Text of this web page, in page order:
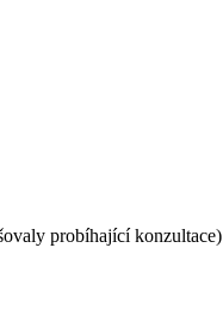
probíhající konzultace)